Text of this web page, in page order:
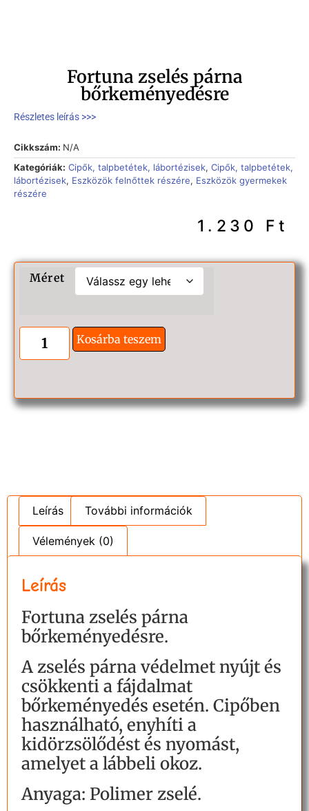
Fortuna zselés párna
bőrkeményedésre
Részletes leírás >>>
Cikkszám: N/A
Kategóriák: Cipők, talpbetétek, lábortézisek, Cipők, talpbetétek,
lábortézisek, Eszközök felnőttek részére, Eszközök gyermekek
részére
1.230 Ft
Méret
Kosárba teszem
Leírás További információk
Vélemények (0)
Leírás
Fortuna zselés párna
bőrkeményedésre.
A zselés párna védelmet nyújt és
csökkenti a fájdalmat
bőrkeményedés esetén. Cipőben
használható, enyhíti a
kidörzsölődést és nyomást,
amelyet a lábbeli okoz.
Anyaga: Polimer zselé.